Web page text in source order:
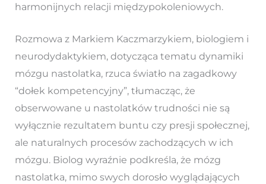
harmonijnych relacji międzypokoleniowych.
Rozmowa z Markiem Kaczmarzykiem, biologiem i
neurodydaktykiem, dotycząca tematu dynamiki
mózgu nastolatka, rzuca światło na zagadkowy
“dołek kompetencyjny”, tłumacząc, że
obserwowane u nastolatków trudności nie są
wyłącznie rezultatem buntu czy presji społecznej,
ale naturalnych procesów zachodzących w ich
mózgu. Biolog wyraźnie podkreśla, że mózg
nastolatka, mimo swych dorosło wyglądających